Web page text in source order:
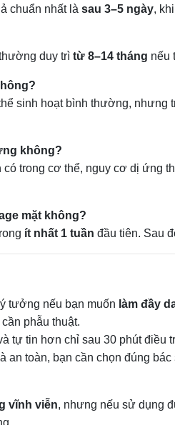
chuẩn nhất là sau 3–5 ngày,
duy trì từ 8–14 tháng nếu
sinh hoạt bình thường, nhưng
không?
có trong cơ thể, nguy cơ dị ứng
mặt không?
ít nhất 1 tuần đầu tiên. Sau
tưởng nếu bạn muốn làm đầy
phẫu thuật.
tự tin hơn chỉ sau 30 phút điều
an toàn, bạn cần chọn đúng
vĩnh viễn, nhưng nếu sử dụng